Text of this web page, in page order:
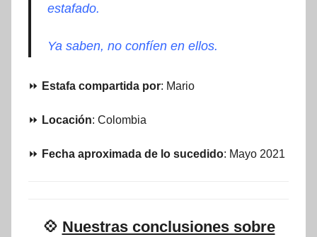
estafado.
Ya saben, no confíen en ellos.
⏩ Estafa compartida por: Mario
⏩ Locación: Colombia
⏩ Fecha aproximada de lo sucedido: Mayo 2021
💠 Nuestras conclusiones sobre